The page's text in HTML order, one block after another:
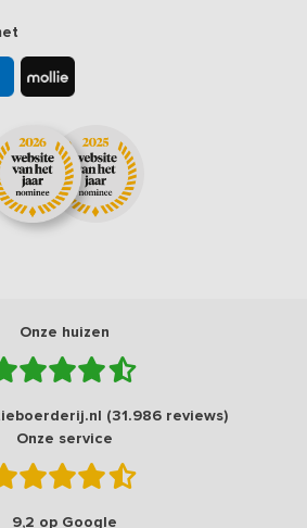
Onze huizen
(31.986 reviews)
Onze service
9,2 op Google